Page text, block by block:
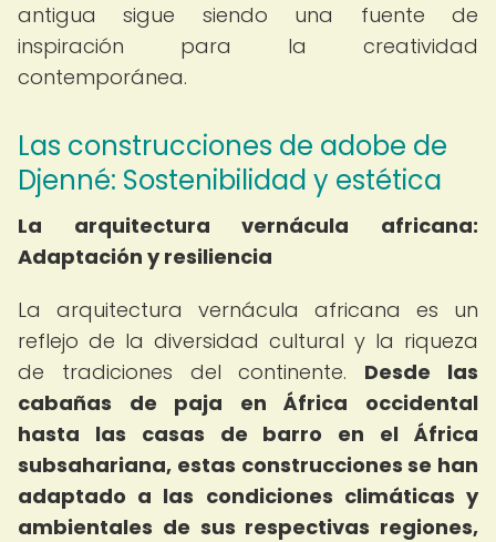
antigua sigue siendo una fuente de
inspiración para la creatividad
contemporánea.
Las construcciones de adobe de
Djenné: Sostenibilidad y estética
La arquitectura vernácula africana:
Adaptación y resiliencia
La arquitectura vernácula africana es un
reflejo de la diversidad cultural y la riqueza
de tradiciones del continente. Desde las
cabañas de paja en África occidental
hasta las casas de barro en el África
subsahariana, estas construcciones se han
adaptado a las condiciones climáticas y
ambientales de sus respectivas regiones,